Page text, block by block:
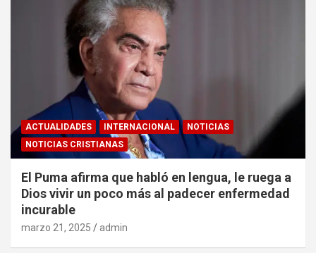
ACTUALIDADES INTERNACIONAL
NOTICIAS
NOTICIAS CRISTIANAS
El Puma afirma que habló en lengua, le ruega a
Dios vivir un poco más al padecer enfermedad
incurable
marzo 21, 2025 admin